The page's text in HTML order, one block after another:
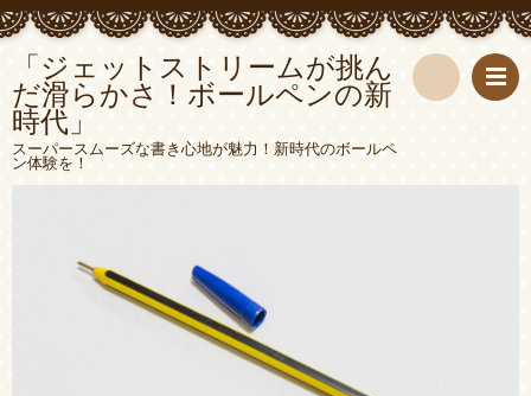
「ジェットストリームが挑ん
だ滑らかさ！ボールペンの新
時代」
スーパースムーズな書き心地が魅力！新時代のボールペ
ン体験を！